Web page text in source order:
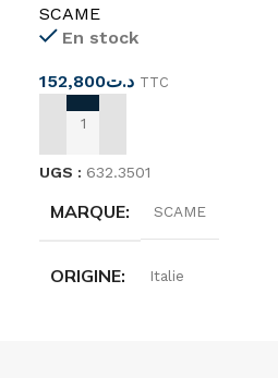
SCAME
En stock
د.ت152,800 TTC
AJOUTER AU PANIER
UGS : 632.3501
MARQUE SCAME
ORIGINE Italie